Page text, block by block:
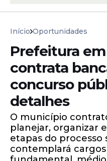
Início Oportunidades
Prefeitura
contrata
concurso
detalhes
O município
planejar, organizar
etapas do processo
contemplará